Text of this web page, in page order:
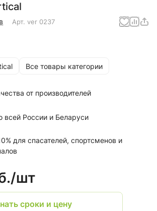
Арт. ver 0237
Все товары категории
от производителей
всей России и Беларуси
для спасателей, спортсменов и
шт
сроки и цену